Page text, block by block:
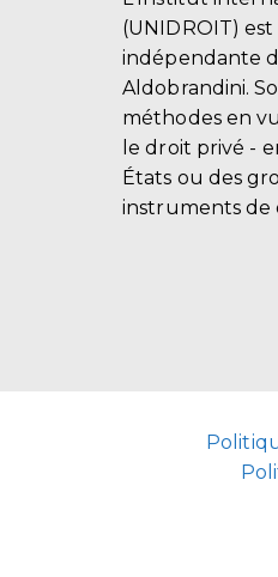
(UNIDROIT)
indépendante
Aldobrandini.
méthodes en
le droit privé -
États ou des
instruments de